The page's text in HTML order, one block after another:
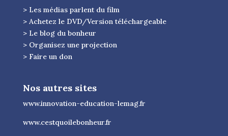
> Les médias parlent du film
> Achetez le DVD/Version téléchargeable
> Le blog du bonheur
> Organisez une projection
> Faire un don
Nos autres sites
www.innovation-education-lemag.fr
www.cestquoilebonheur.fr